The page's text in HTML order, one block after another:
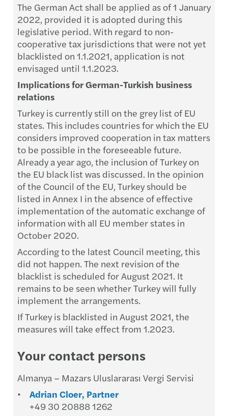
The German Act shall be applied as of 1 January
2022, provided it is adopted during this
legislative period. With regard to non-
cooperative tax jurisdictions that were not yet
blacklisted on 1.1.2021, application is not
envisaged until 1.1.2023.
Implications for German-Turkish business
relations
Turkey is currently still on the grey list of EU
states. This includes countries for which the EU
considers improved cooperation in tax matters
to be possible in the foreseeable future.
Already a year ago, the inclusion of Turkey on
the EU black list was discussed. In the opinion
of the Council of the EU, Turkey should be
listed in Annex I in the absence of effective
implementation of the automatic exchange of
information with all EU member states in
October 2020.
According to the latest Council meeting, this
did not happen. The next revision of the
blacklist is scheduled for August 2021. It
remains to be seen whether Turkey will fully
implement the arrangements.
If Turkey is blacklisted in August 2021, the
measures will take effect from 1.2023.
Your contact persons
Almanya – Mazars Uluslararası Vergi Servisi
Adrian Cloer, Partner
+49 30 20888 1262